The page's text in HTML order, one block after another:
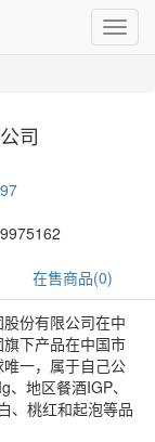
切
换
司
在售商品(0)
份有限公司在中
下产品在中国市
一，属于自己公
地区餐酒IGP、
、桃红和起泡等品